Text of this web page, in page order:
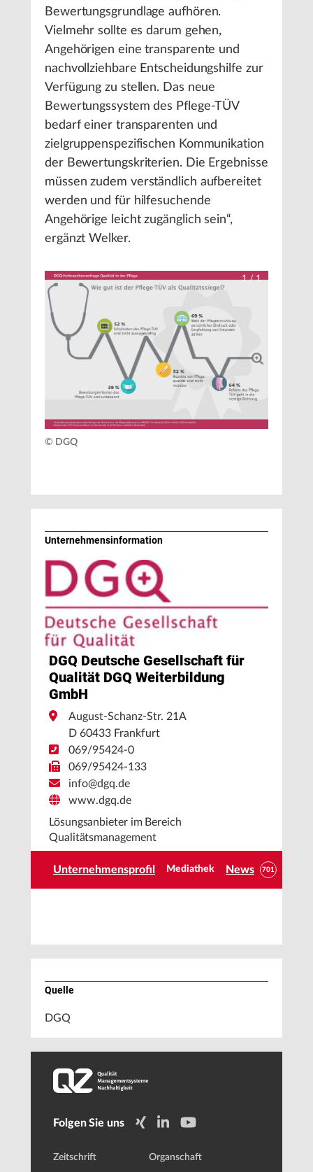
Bewertungsgrundlage aufhören.
Vielmehr sollte es darum gehen,
Angehörigen eine transparente und
nachvollziehbare Entscheidungshilfe zur
Verfügung zu stellen. Das neue
Bewertungssystem des Pflege-TÜV
bedarf einer transparenten und
zielgruppenspezifischen Kommunikation
der Bewertungskriterien. Die Ergebnisse
müssen zudem verständlich aufbereitet
werden und für hilfesuchende
Angehörige leicht zugänglich sein“,
ergänzt Welker.
1/1
© DGQ
Unternehmens­information
DGQ Deutsche Gesellschaft für
Qualität DGQ Weiterbildung
GmbH
August-Schanz-Str. 21A
D 60433 Frankfurt
069/95424-0
069/95424-133
info@dgq.de
www.dgq.de
Lösungsanbieter im Bereich
Qualitätsmanagement
Unternehmensprofil Mediathek News 701
Quelle
DGQ
Folgen Sie uns
Zeitschrift Organschaft